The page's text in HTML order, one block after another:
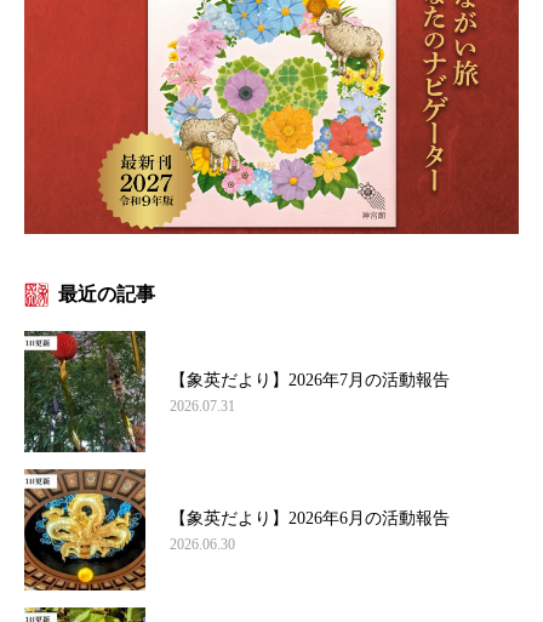
最近の記事
【象英だより】2026年7月の活動報告
2026.07.31
【象英だより】2026年6月の活動報告
2026.06.30